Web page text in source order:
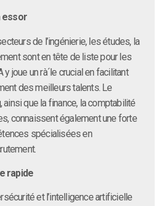
essor
de l’ingénierie, les études, la
sont en tête de liste pour les
y joue un rà´le crucial en facilitant
des meilleurs talents. Le
que la finance, la comptabilité
connaissent également une forte
spécialisées en
rapide
et l’intelligence artificielle